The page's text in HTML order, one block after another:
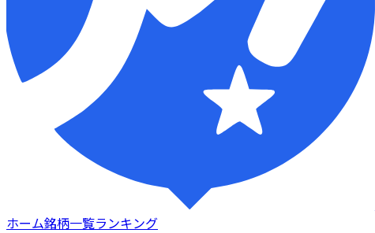
ホーム銘柄一覧ランキング